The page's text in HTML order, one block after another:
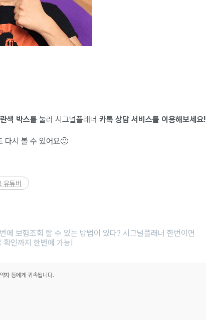
색 박스를 눌러 시그널플래너 카톡 상담 서비스를 이용해보세요!
다시 볼 수 있어요🙂
유튜버
보험조회 할 수 있는 방법이 있다? 시그널플래너 한번이면
확인까지 한번에 가능!
자 등에게 귀속됩니다.